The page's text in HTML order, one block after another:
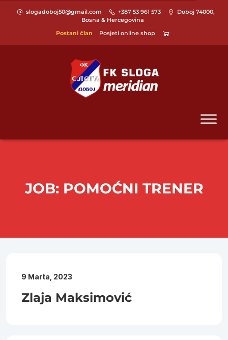
slogadoboj50@gmail.com +387 53 961 573
Doboj 74000,
Bosna & Hercegovina
Postani član
Posjeti online shop
JOB: POMOĆNI TRENER
9 Marta, 2023
Zlaja Maksimović